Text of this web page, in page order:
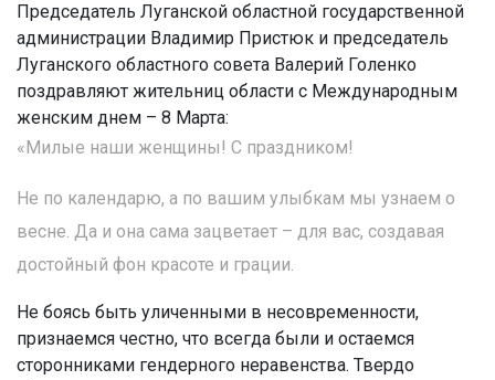
Председатель Луганской областной государственной
администрации Владимир Пристюк и председатель
Луганского областного совета Валерий Голенко
поздравляют жительниц области с Международным
женским днем – 8 Марта:
«Милые наши женщины! С праздником!
Не по календарю, а по вашим улыбкам мы узнаем о
весне. Да и она сама зацветает – для вас, создавая
достойный фон красоте и грации.
Не боясь быть уличенными в несовременности,
признаемся честно, что всегда были и остаемся
сторонниками гендерного неравенства. Твердо